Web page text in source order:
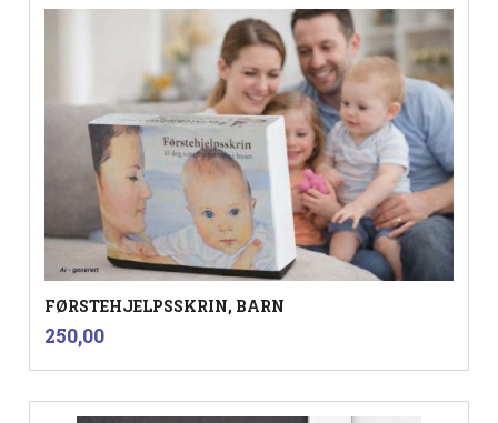
FØRSTEHJELPSSKRIN, BARN
Pris
250,00